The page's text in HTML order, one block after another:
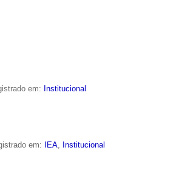
em: Institucional
em: IEA, Institucional